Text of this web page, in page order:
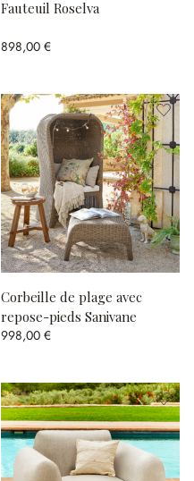
Fauteuil Roselva
898,00 €
Corbeille de plage avec
repose-pieds Sanivane
998,00 €